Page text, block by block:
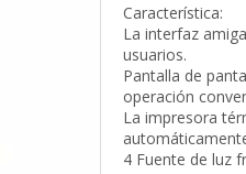
Característica:
La interfaz
usuarios.
Pantalla de
operación
La impresora
4 Fuente de luz